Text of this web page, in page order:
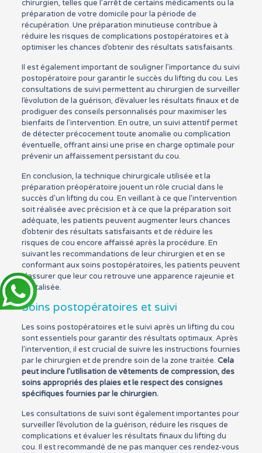
chirurgien, telles que l’arrêt de certains médicaments ou la
préparation de votre domicile pour la période de
récupération. Une préparation minutieuse contribue à
réduire les risques de complications postopératoires et à
optimiser les chances d’obtenir des résultats satisfaisants.
Il est également important de souligner l’importance du suivi
postopératoire pour garantir le succès du lifting du cou. Les
consultations de suivi permettent au chirurgien de surveiller
l’évolution de la guérison, d’évaluer les résultats finaux et de
prodiguer des conseils personnalisés pour maximiser les
bienfaits de l’intervention. En outre, un suivi attentif permet
de détecter précocement toute anomalie ou complication
éventuelle, offrant ainsi une prise en charge optimale pour
prévenir un affaissement persistant du cou.
En conclusion, la technique chirurgicale utilisée et la
préparation préopératoire jouent un rôle crucial dans le
succès d’un lifting du cou. En veillant à ce que l’intervention
soit réalisée avec précision et à ce que la préparation soit
adéquate, les patients peuvent augmenter leurs chances
d’obtenir des résultats satisfaisants et de réduire les
risques de cou encore affaissé après la procédure. En
suivant les recommandations de leur chirurgien et en se
conformant aux soins postopératoires, les patients peuvent
s’assurer que leur cou retrouve une apparence rajeunie et
revitalisée.
Soins postopératoires et suivi
Les soins postopératoires et le suivi après un lifting du cou
sont essentiels pour garantir des résultats optimaux. Après
l’intervention, il est crucial de suivre les instructions fournies
par le chirurgien et de prendre soin de la zone traitée. Cela
peut inclure l’utilisation de vêtements de compression, des
soins appropriés des plaies et le respect des consignes
spécifiques fournies par le chirurgien.
Les consultations de suivi sont également importantes pour
surveiller l’évolution de la guérison, réduire les risques de
complications et évaluer les résultats finaux du lifting du
cou. Il est recommandé de ne pas manquer ces rendez-vous